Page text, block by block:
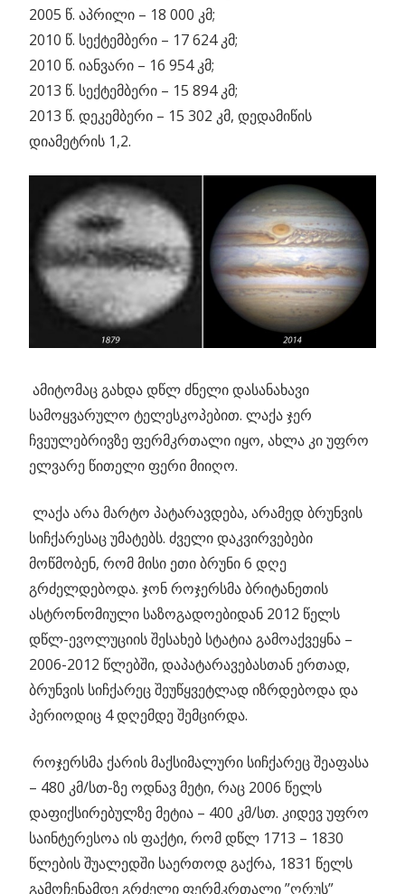
2005 წ. აპრილი – 18 000 კმ;
2010 წ. სექტემბერი – 17 624 კმ;
2010 წ. იანვარი – 16 954 კმ;
2013 წ. სექტემბერი – 15 894 კმ;
2013 წ. დეკემბერი – 15 302 კმ, დედამიწის
დიამეტრის 1,2.
ამიტომაც გახდა დწლ ძნელი დასანახავი
სამოყვარულო ტელესკოპებით. ლაქა ჯერ
ჩვეულებრივზე ფერმკრთალი იყო, ახლა კი უფრო
ელვარე წითელი ფერი მიიღო.
ლაქა არა მარტო პატარავდება, არამედ ბრუნვის
სიჩქარესაც უმატებს. ძველი დაკვირვებები
მოწმობენ, რომ მისი ეთი ბრუნი 6 დღე
გრძელდებოდა. ჯონ როჯერსმა ბრიტანეთის
ასტრონომიული საზოგადოებიდან 2012 წელს
დწლ-ევოლუციის შესახებ სტატია გამოაქვეყნა –
2006-2012 წლებში, დაპატარავებასთან ერთად,
ბრუნვის სიჩქარეც შეუწყვეტლად იზრდებოდა და
პერიოდიც 4 დღემდე შემცირდა.
როჯერსმა ქარის მაქსიმალური სიჩქარეც შეაფასა
– 480 კმ/სთ-ზე ოდნავ მეტი, რაც 2006 წელს
დაფიქსირებულზე მეტია – 400 კმ/სთ. კიდევ უფრო
საინტერესოა ის ფაქტი, რომ დწლ 1713 – 1830
წლების შუალედში საერთოდ გაქრა, 1831 წელს
გამოჩენამდე გრძელი ფერმკრთალი ”ღრუს”